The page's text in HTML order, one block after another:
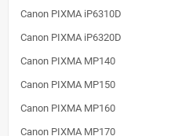
Canon PIXMA iP6310D
Canon PIXMA iP6320D
Canon PIXMA MP140
Canon PIXMA MP150
Canon PIXMA MP160
Canon PIXMA MP170